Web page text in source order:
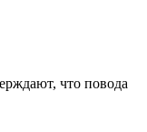
что повода